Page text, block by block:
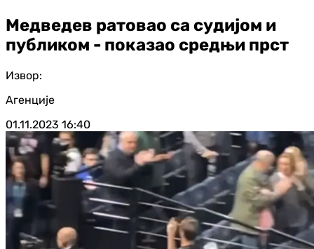
Медведев ратовао са судијом и
публиком - показао средњи прст
Извор:
Агенције
01.11.2023 16:40